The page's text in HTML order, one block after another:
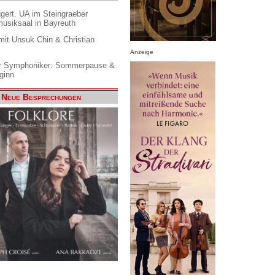
UA im Steingraeber
in Bayreuth
Unsuk Chin & Christian
Symphoniker: Sommerpause &
Neue Besprechungen
Anzeige